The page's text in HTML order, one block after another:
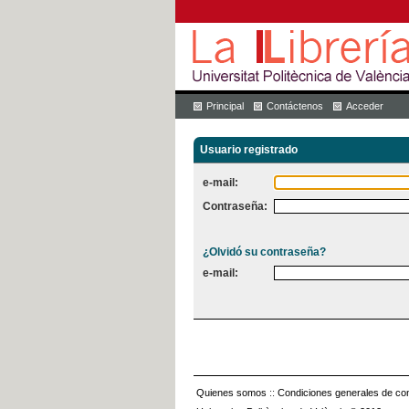
Principal Contáctenos Acceder
Usuario registrado
e-mail:
Contraseña:
¿Olvidó su contraseña?
e-mail:
Quienes somos :: Condiciones generales de